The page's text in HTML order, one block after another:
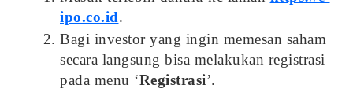
ipo.co.id.
Bagi investor yang ingin memesan saham
secara langsung bisa melakukan registrasi
pada menu ‘Registrasi’.